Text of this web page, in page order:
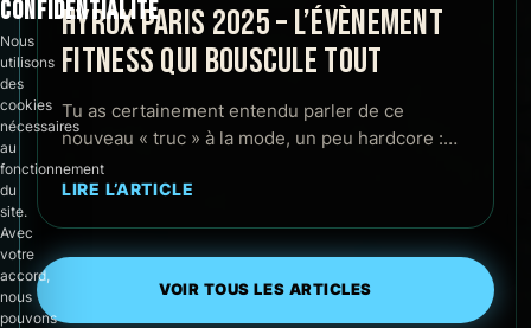
HYROX PARIS 2025 – L’ÉVÈNEMENT
FITNESS QUI BOUSCULE TOUT
Tu as certainement entendu parler de ce
nouveau « truc » à la mode, un peu hardcore :…
LIRE L’ARTICLE
VOIR TOUS LES ARTICLES
CONFIDENTIALITÉ
Nous
utilisons
des
cookies
nécessaires
au
fonctionnement
du
site.
Avec
votre
accord,
nous
pouvons